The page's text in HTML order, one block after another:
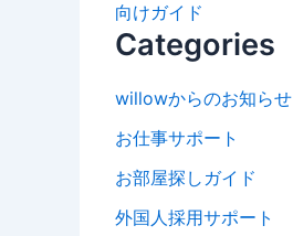
向けガイド
Categories
willowからのお知らせ
お仕事サポート
お部屋探しガイド
外国人採用サポート